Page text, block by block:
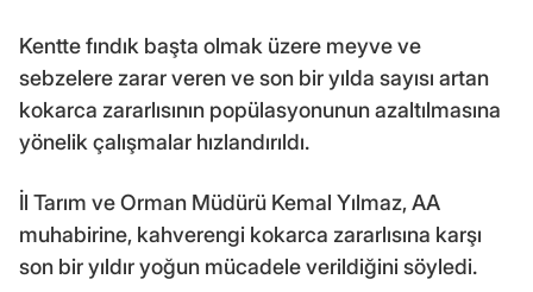
Kentte fındık başta olmak üzere meyve ve
sebzelere zarar veren ve son bir yılda sayısı artan
kokarca zararlısının popülasyonunun azaltılmasına
yönelik çalışmalar hızlandırıldı.
İl Tarım ve Orman Müdürü Kemal Yılmaz, AA
muhabirine, kahverengi kokarca zararlısına karşı
son bir yıldır yoğun mücadele verildiğini söyledi.